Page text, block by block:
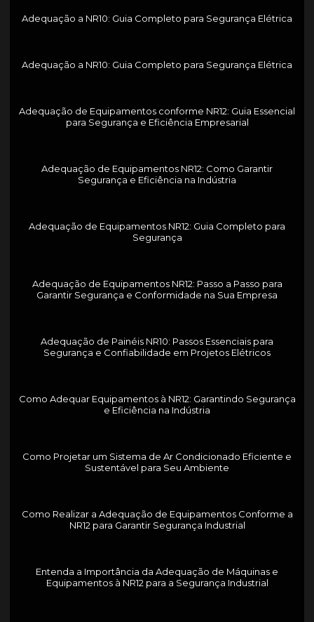
Adequação a NR10: Guia Completo para Segurança Elétrica
Adequação a NR10: Guia Completo para Segurança Elétrica
Adequação de Equipamentos conforme NR12: Guia Essencial
para Segurança e Eficiência Empresarial
Adequação de Equipamentos NR12: Como Garantir
Segurança e Eficiência na Indústria
Adequação de Equipamentos NR12: Guia Completo para
Segurança
Adequação de Equipamentos NR12: Passo a Passo para
Garantir Segurança e Conformidade na Sua Empresa
Adequação de Painéis NR10: Passos Essenciais para
Segurança e Confiabilidade em Projetos Elétricos
Como Adequar Equipamentos à NR12: Garantindo Segurança
e Eficiência na Indústria
Como Projetar um Sistema de Ar Condicionado Eficiente e
Sustentável para Seu Ambiente
Como Realizar a Adequação de Equipamentos Conforme a
NR12 para Garantir Segurança Industrial
Entenda a Importância da Adequação de Máquinas e
Equipamentos à NR12 para a Segurança Industrial